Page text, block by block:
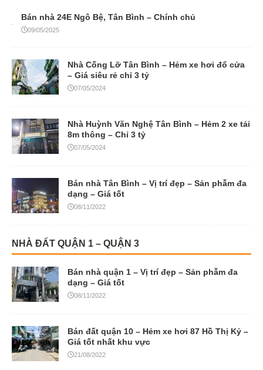
Bán nhà 24E Ngô Bệ, Tân Bình – Chính chủ
09/05/2025
Nhà Cống Lỡ Tân Bình – Hẻm xe hơi đổ cửa
– Giá siêu rẻ chỉ 3 tỷ
07/05/2024
Nhà Huỳnh Văn Nghệ Tân Bình – Hẻm 2 xe tải
8m thông – Chỉ 3 tỷ
07/05/2024
Bán nhà Tân Bình – Vị trí đẹp – Sản phẫm đa
dạng – Giá tốt
08/11/2022
NHÀ ĐẤT QUẬN 1 – QUẬN 3
Bán nhà quận 1 – Vị trí đẹp – Sản phẫm đa
dạng – Giá tốt
08/11/2022
Bán đất quận 10 – Hẻm xe hơi 87 Hồ Thị Kỷ –
Giá tốt nhất khu vực
21/08/2022